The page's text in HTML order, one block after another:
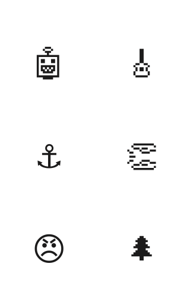
🤖
⚓
😠
🎸
👏
🌲